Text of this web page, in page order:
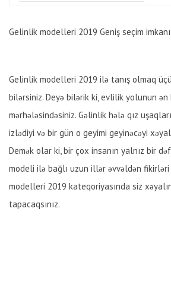
Gelinlik modelleri 2019 Geniş seçim
Gelinlik modelleri 2019 ilə tanış olmaq
bilərsiniz. Deyə bilərik ki, evlilik yolunun ən
mərhələsindəsiniz. Gəlinlik hələ qız
izlədiyi və bir gün o geyimi geyinəcəyi
Demək olar ki, bir çox insanın yalnız bir
modeli ilə bağlı uzun illər əvvəldən fikirləri
modelleri 2019 kateqoriyasında siz
tapacaqsınız.